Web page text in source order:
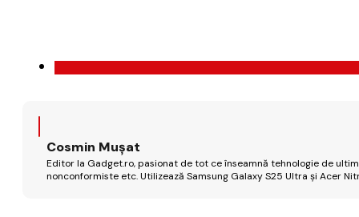
Cosmin Mușat
Editor la Gadget.ro, pasionat de tot ce înseamnă tehnologie de
nonconformiste etc. Utilizează Samsung Galaxy S25 Ultra și Acer